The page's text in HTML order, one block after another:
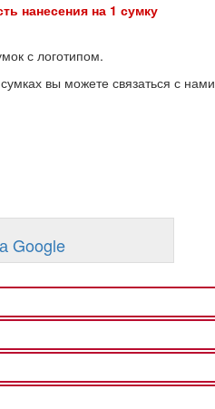
на 1 сумку
с логотипом.
вы можете связаться с нами
Google